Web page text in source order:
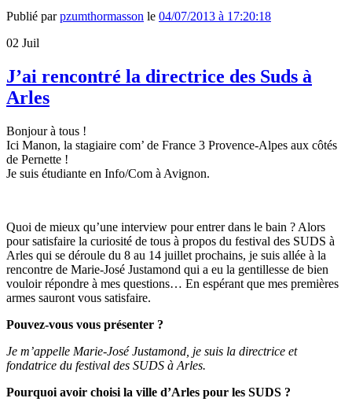
Publié parpzumthormasson le 04/07/2013 à 17:20:18
02 Juil
J’ai rencontré la directrice des Suds à
Arles
Bonjour à tous !
Ici Manon, la stagiaire com’ de France 3 Provence-Alpes aux côtés
de Pernette !
Je suis étudiante en Info/Com à Avignon.
Quoi de mieux qu’une interview pour entrer dans le bain ? Alors
pour satisfaire la curiosité de tous à propos du festival des SUDS à
Arles qui se déroule du 8 au 14 juillet prochains, je suis allée à la
rencontre de Marie-José Justamond qui a eu la gentillesse de bien
vouloir répondre à mes questions… En espérant que mes premières
armes sauront vous satisfaire.
Pouvez-vous vous présenter ?
Je m’appelle Marie-José Justamond, je suis la directrice et
fondatrice du festival des SUDS à Arles.
Pourquoi avoir choisi la ville d’Arles pour les SUDS ?